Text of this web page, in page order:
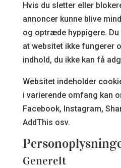
Hvis du sletter eller
annoncer kunne blive
og optræde hyppigere.
at websitet ikke fungerer
indhold, du ikke kan få
Websitet indeholder
i varierende omfang kan
Facebook, Instagram,
AddThis osv.
Generelt